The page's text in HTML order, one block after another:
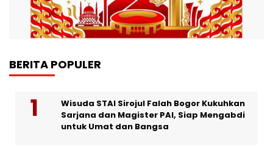
BERITA POPULER
Wisuda STAI Sirojul Falah Bogor Kukuhkan
Sarjana dan Magister PAI, Siap Mengabdi
untuk Umat dan Bangsa